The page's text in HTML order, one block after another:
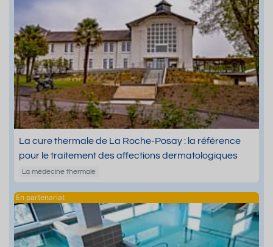
La cure thermale de La Roche-Posay : la référence
pour le traitement des affections dermatologiques
La médecine thermale